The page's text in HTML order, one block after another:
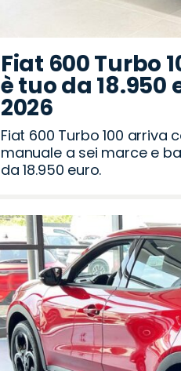
Fiat 600 Turbo
è tuo da
2026
Fiat 600 Turbo 100 arriva
manuale a sei marce e
da 18.950 euro.